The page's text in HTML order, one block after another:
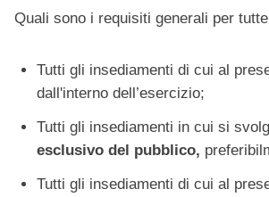
Quali sono i requisiti generali per
Tutti gli insediamenti di cui al
dall'interno dell’esercizio;
Tutti gli insediamenti in cui si
esclusivo del pubblico,
Tutti gli insediamenti di cui al